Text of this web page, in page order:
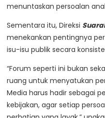
menuntaskan persoalan
Sementara itu, Direksi
menekankan pentingnya
isu-isu publik secara
“Forum seperti ini bukan
ruang untuk menyatukan
Media harus hadir sebagai
kebijakan, agar setiap